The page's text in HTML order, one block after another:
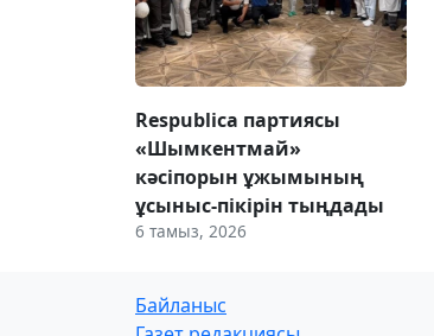
Respublica партиясы
«Шымкентмай»
кәсіпорын ұжымының
ұсыныс-пікірін тыңдады
6 тамыз, 2026
Байланыс